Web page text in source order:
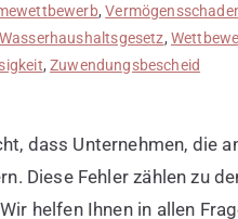
,
Wasserhaushaltsgesetz,
,Zuwendungsbescheid
dass Unternehmen, die
Diese Fehler zählen zu
helfen Ihnen in allen